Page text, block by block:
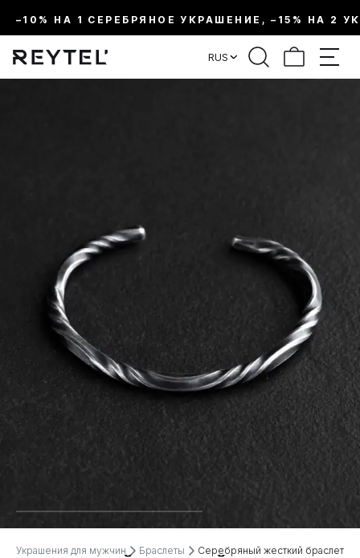
–10% НА 1 СЕРЕБРЯНОЕ УКРАШЕНИЕ, –15% НА 2
RUS
Украшения для мужчин Браслеты Серебряный жесткий браслет